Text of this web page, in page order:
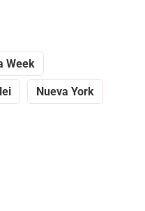
Week
Nueva York